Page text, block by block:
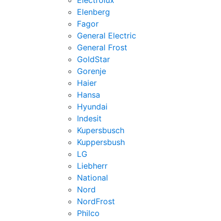
Elenberg
Fagor
General Electric
General Frost
GoldStar
Gorenje
Haier
Hansa
Hyundai
Indesit
Kupersbusch
Kuppersbush
LG
Liebherr
National
Nord
NordFrost
Philco